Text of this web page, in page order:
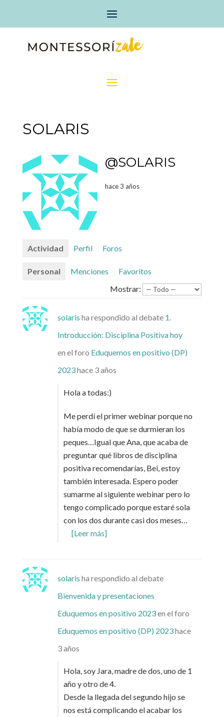
SOLARIS
@SOLARIS
hace 3 años
Actividad Perfil Foros
Personal Menciones
Favoritos
Mostrar:
solaris ha respondido al debate 1.
Introducción: Disciplina Positiva hoy
en el foro Eduquemos en positivo (DP)
2023hace 3 años
Hola a todas:)
Me perdí el primer webinar porque no
había modo de que se durmieran los
peques…Igual que Ana, que acaba de
preguntar qué libros de disciplina
positiva recomendarías, Bei, estoy
también interesada. Espero poder
sumarme al siguiente webinar pero lo
tengo complicado porque estaré sola
con los dos durante casi dos meses…
[Leer más]
solaris ha respondido al debate
Bienvenida y presentaciones
Eduquemos en positivo 2023en el foro
Eduquemos en positivo (DP) 2023hace
3 años
Hola, soy Jara, madre de dos, uno de 1
año y otro de 4.
Desde la llegada del segundo hijo se
nos está complicando el acabar los